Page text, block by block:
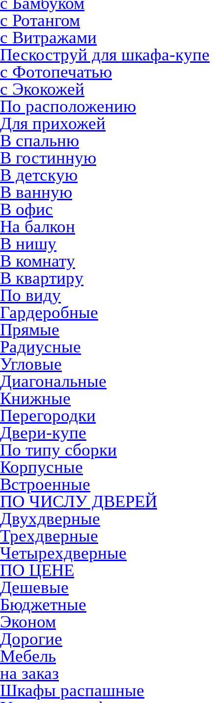
с Ротангом
с Витражами
Пескоструй для шкафа-купе
с Фотопечатью
с Экокожей
По расположению
Для прихожей
В спальню
В гостинную
В детскую
В ванную
В офис
На балкон
В нишу
В комнату
В квартиру
По виду
Гардеробные
Прямые
Радиусные
Угловые
Диагональные
Книжные
Перегородки
Двери-купе
По типу сборки
Корпусные
Встроенные
ПО ЧИСЛУ ДВЕРЕЙ
Двухдверные
Трехдверные
Четырехдверные
ПО ЦЕНЕ
Дешевые
Бюджетные
Эконом
Дорогие
Мебель
на заказ
Шкафы распашные